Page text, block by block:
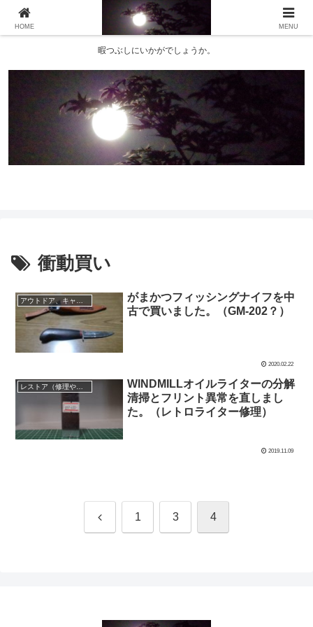
暇つぶしにいかがでしょうか。
衝動買い
がまかつフィッシングナイフを中
古で買いました。（GM-202？）
2020.02.22
レストア（修理や修繕など）失敗もアリ！
WINDMILLオイルライターの分解
清掃とフリント異常を直しまし
た。（レトロライター修理）
2019.11.09
前 1 3 4
HOME MENU